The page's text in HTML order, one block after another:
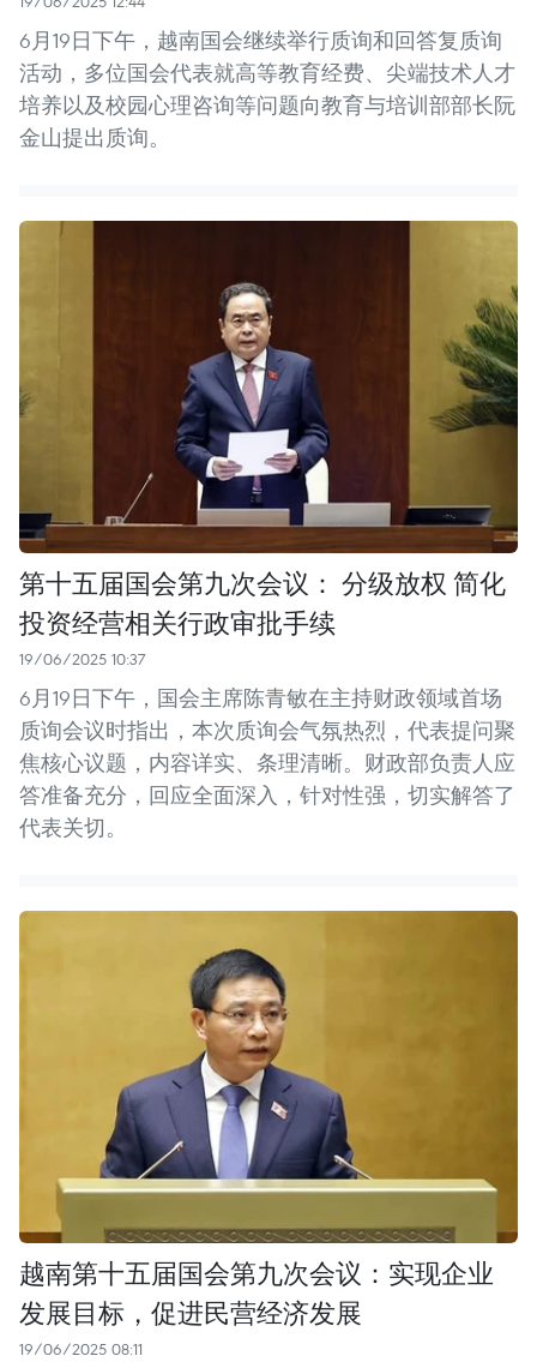
6月19日下午，越南国会继续举行质询和回答复质询
活动，多位国会代表就高等教育经费、尖端技术人才
培养以及校园心理咨询等问题向教育与培训部部长阮
金山提出质询。
第十五届国会第九次会议： 分级放权 简化
投资经营相关行政审批手续
19/06/2025 10:37
6月19日下午，国会主席陈青敏在主持财政领域首场
质询会议时指出，本次质询会气氛热烈，代表提问聚
焦核心议题，内容详实、条理清晰。财政部负责人应
答准备充分，回应全面深入，针对性强，切实解答了
代表关切。
越南第十五届国会第九次会议：实现企业
发展目标，促进民营经济发展
19/06/2025 08:11